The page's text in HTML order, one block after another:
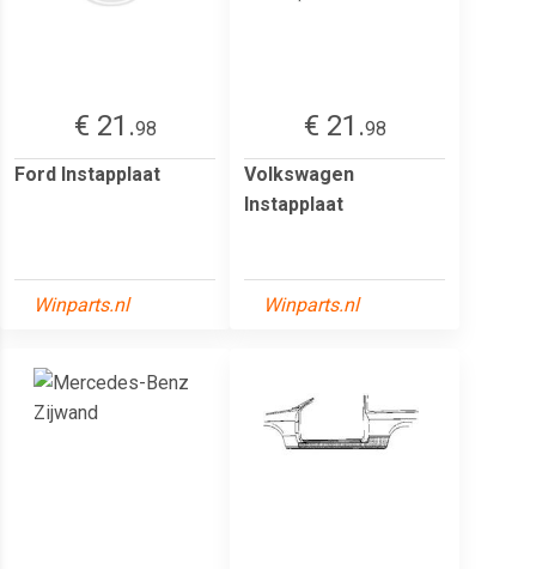
€ 21.98
Ford Instapplaat
Winparts.nl
€ 21.98
Volkswagen
Instapplaat
Winparts.nl